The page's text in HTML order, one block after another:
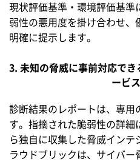
現状評価基準・環境評価基準
弱性の悪用度を掛け合わせ、
明確に提示します。
3. 未知の脅威に事前対応で
ービ
診断結果のレポートは、専用
す。指摘された脆弱性の詳細
ら独自に収集した脅威インテ
ラウドブリックは、サイバー